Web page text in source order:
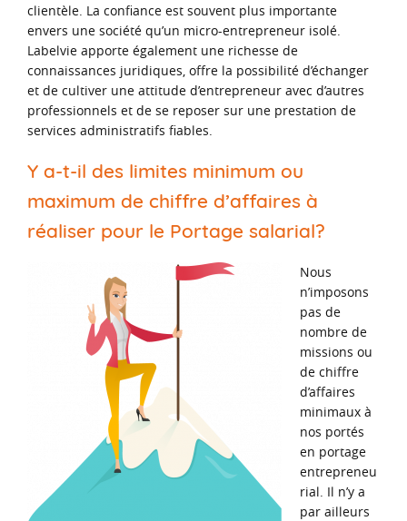
clientèle. La confiance est souvent plus importante
envers une société qu’un micro-entrepreneur isolé.
Labelvie apporte également une richesse de
connaissances juridiques, offre la possibilité d’échanger
et de cultiver une attitude d’entrepreneur avec d’autres
professionnels et de se reposer sur une prestation de
services administratifs fiables.
Y a-t-il des limites minimum ou
maximum de chiffre d’affaires à
réaliser pour le Portage salarial?
Nous
n’imposons
pas de
nombre de
missions ou
de chiffre
d’affaires
minimaux à
nos portés
en portage
entrepreneu
rial. Il n’y a
par ailleurs